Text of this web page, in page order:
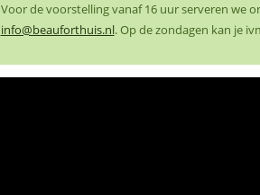
Voor de voorstelling vanaf 16 uur serveren we
info@beauforthuis.nl. Op de zondagen kan je